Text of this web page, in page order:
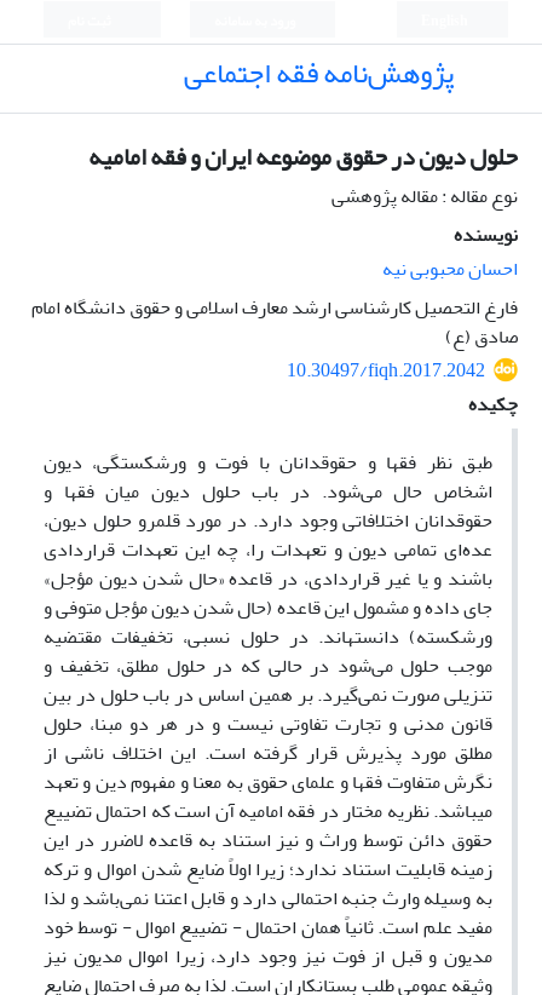
پژوهش‌نامه فقه اجتماعی
حلول دیون در حقوق موضوعه ایران و فقه امامیه
نوع مقاله : مقاله پژوهشی
نویسنده
احسان محبوبی نیه
فارغ التحصیل کارشناسی ارشد معارف اسلامی و حقوق دانشگاه امام
صادق (ع)
10.30497/fiqh.2017.2042
چکیده
طبق نظر فقها و حقوقدانان با فوت و ورشکستگی، دیون
اشخاص حال می‌شود. در باب حلول دیون میان فقها و
حقوقدانان اختلافاتی وجود دارد. در مورد قلمرو حلول دیون،
عده‌ای تمامی دیون و تعهدات را، چه این تعهدات قراردادی
باشند و یا غیر قراردادی، در قاعده «حال شدن دیون مؤجل»
جای داده و مشمول این قاعده (حال شدن دیون مؤجل متوفی و
ورشکسته) دانسته­اند. در حلول نسبی، تخفیفات مقتضیه
موجب حلول می‌شود در حالی که در حلول مطلق، تخفیف و
تنزیلی صورت نمی‌گیرد. بر همین اساس در باب حلول در بین
قانون مدنی و تجارت تفاوتی نیست و در هر دو مبنا، حلول
مطلق مورد پذیرش قرار گرفته است. این اختلاف ناشی از
نگرش متفاوت فقها و علمای حقوق به معنا و مفهوم دین و تعهد
می­باشد. نظریه مختار در فقه امامیه آن است که احتمال تضییع
حقوق دائن توسط وراث و نیز استناد به قاعده لاضرر در این
زمینه قابلیت استناد ندارد؛ زیرا اولاً ضایع شدن اموال و ترکه
به وسیله وارث جنبه احتمالی دارد و قابل اعتنا نمی‌باشد و لذا
مفید علم است. ثانیاً همان احتمال - تضییع اموال - توسط خود
مدیون و قبل از فوت نیز وجود دارد، زیرا اموال مدیون نیز
وثیقه عمومی طلب بستانکاران است. لذا به صرف احتمال ضایع